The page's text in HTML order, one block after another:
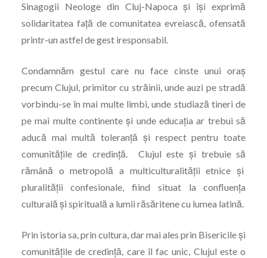
Sinagogii Neologe din Cluj-Napoca şi îşi exprimă
solidaritatea faţă de comunitatea evreiască, ofensată
printr-un astfel de gest iresponsabil.
Condamnăm gestul care nu face cinste unui oraș
precum Clujul, primitor cu străinii, unde auzi pe stradă
vorbindu-se în mai multe limbi, unde studiază tineri de
pe mai multe continente și unde educația ar trebui să
aducă mai multă toleranță și respect pentru toate
comunităţile de credință. Clujul este şi trebuie să
rămână o metropolă a multiculturalităţii etnice şi
pluralităţii confesionale, fiind situat la confluenţa
culturală şi spirituală a lumii răsăritene cu lumea latină.
Prin istoria sa, prin cultura, dar mai ales prin Bisericile și
comunitățile de credință, care îl fac unic, Clujul este o